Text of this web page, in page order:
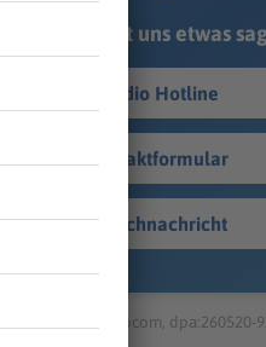
Du möchtest uns etwas
Studio Hotline
Kontaktformular
Sprachnachricht
© dpa-infocom, dpa:260520-